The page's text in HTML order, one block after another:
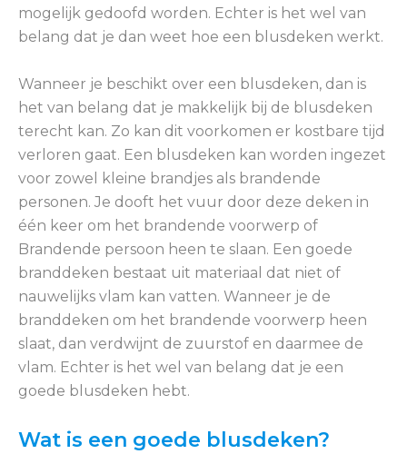
mogelijk gedoofd worden. Echter is het wel van
belang dat je dan weet hoe een blusdeken werkt.
Wanneer je beschikt over een blusdeken, dan is
het van belang dat je makkelijk bij de blusdeken
terecht kan. Zo kan dit voorkomen er kostbare tijd
verloren gaat. Een blusdeken kan worden ingezet
voor zowel kleine brandjes als brandende
personen. Je dooft het vuur door deze deken in
één keer om het brandende voorwerp of
Brandende persoon heen te slaan. Een goede
branddeken bestaat uit materiaal dat niet of
nauwelijks vlam kan vatten. Wanneer je de
branddeken om het brandende voorwerp heen
slaat, dan verdwijnt de zuurstof en daarmee de
vlam. Echter is het wel van belang dat je een
goede blusdeken hebt.
Wat is een goede blusdeken?